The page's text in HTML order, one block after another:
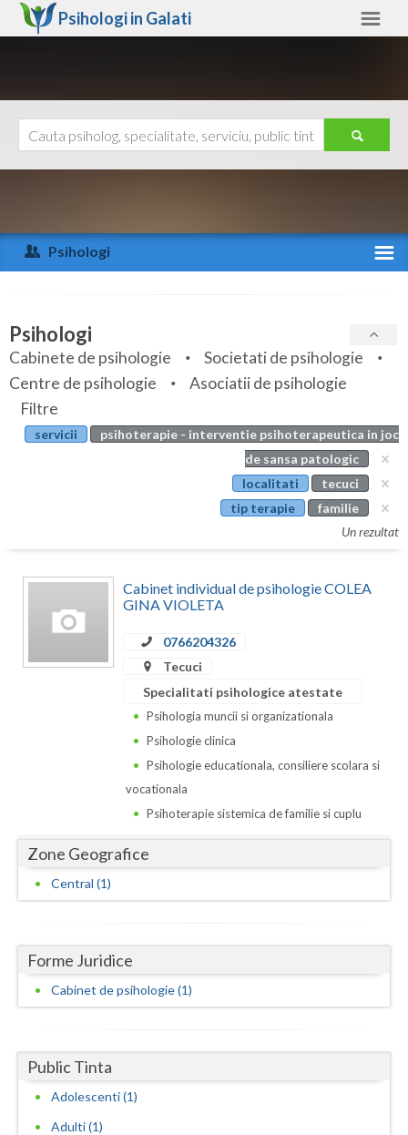
Psihologi in Galati
Arad
Arges
Bihor
Bistrita-Nasaud
Botosani
Caras-Severin
Galati
Giurgiu
Harghita
Iasi
Ajutor
Psihologi
Specialitati
Servicii
Articole
Evenimente
Psihologi
Cabinete de psihologie
Societati de psihologie
Centre de psihologie
Asociatii de psihologie
Filtre
servicii
psihoterapie - interventie psihoterapeutica in joc
de sansa patologic
localitati
tecuci
tip terapie
familie
Un rezultat
Cabinet individual de psihologie COLEA
GINA VIOLETA
0766204326
Tecuci
Specialitati psihologice atestate
Psihologia muncii si organizationala
Psihologie clinica
Psihologie educationala, consiliere scolara si
vocationala
Psihoterapie sistemica de familie si cuplu
Zone Geografice
Central (1)
Forme Juridice
Cabinet de psihologie (1)
Public Tinta
Adolescenti (1)
Adulti (1)